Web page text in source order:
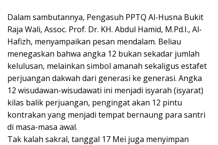
Dalam sambutannya, Pengasuh PPTQ Al-Husna Bukit
Raja Wali, Assoc. Prof. Dr. KH. Abdul Hamid, M.Pd.I., Al-
Hafizh, menyampaikan pesan mendalam. Beliau
menegaskan bahwa angka 12 bukan sekadar jumlah
kelulusan, melainkan simbol amanah sekaligus estafet
perjuangan dakwah dari generasi ke generasi. Angka
12 wisudawan-wisudawati ini menjadi isyarah (isyarat)
kilas balik perjuangan, pengingat akan 12 pintu
kontrakan yang menjadi tempat bernaung para santri
di masa-masa awal.
Tak kalah sakral, tanggal 17 Mei juga menyimpan